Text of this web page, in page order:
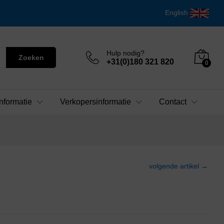
English
Zoeken
Hulp nodig?
+31(0)180 321 820 0
Verkopersinformatie Contact
volgende artikel →